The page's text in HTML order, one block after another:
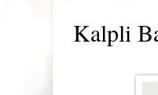
Kalpli